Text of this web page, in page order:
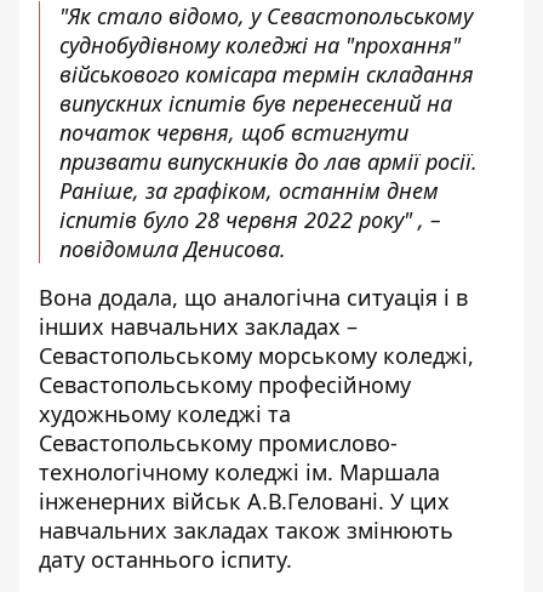
"Як стало відомо, у Севастопольському
суднобудівному коледжі на "прохання"
військового комісара термін складання
випускних іспитів був перенесений на
початок червня, щоб встигнути
призвати випускників до лав армії росії.
Раніше, за графіком, останнім днем ​​
іспитів було 28 червня 2022 року" , –
повідомила Денисова.
Вона додала, що аналогічна ситуація і в
інших навчальних закладах –
Севастопольському морському коледжі,
Севастопольському професійному
художньому коледжі та
Севастопольському промислово-
технологічному коледжі ім. Маршала
інженерних військ А.В.Геловані. У цих
навчальних закладах також змінюють
дату останнього іспиту.